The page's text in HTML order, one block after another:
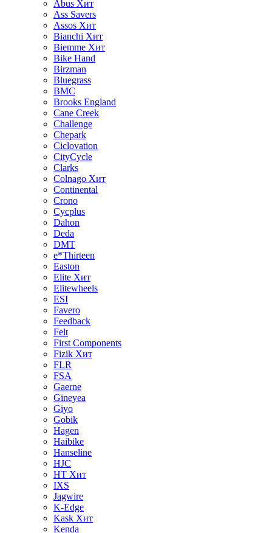
Abus Хит
Ass Savers
Assos Хит
Bianchi Хит
Biemme Хит
Bike Hand
Birzman
Bluegrass
BMC
Brooks England
Cane Creek
Challenge
Chepark
Ciclovation
CityCycle
Clarks
Colnago Хит
Continental
Crono
Cycplus
Dahon
Deda
DMT
e*Thirteen
Easton
Elite Хит
Elitewheels
ESI
Favero
Feedback
Felt
First Components
Fizik Хит
FLR
FSA
Gaerne
Gineyea
Giyo
Gobik
Hagen
Haibike
Hanseline
HJC
HT Хит
IXS
Jagwire
K-Edge
Kask Хит
Kenda